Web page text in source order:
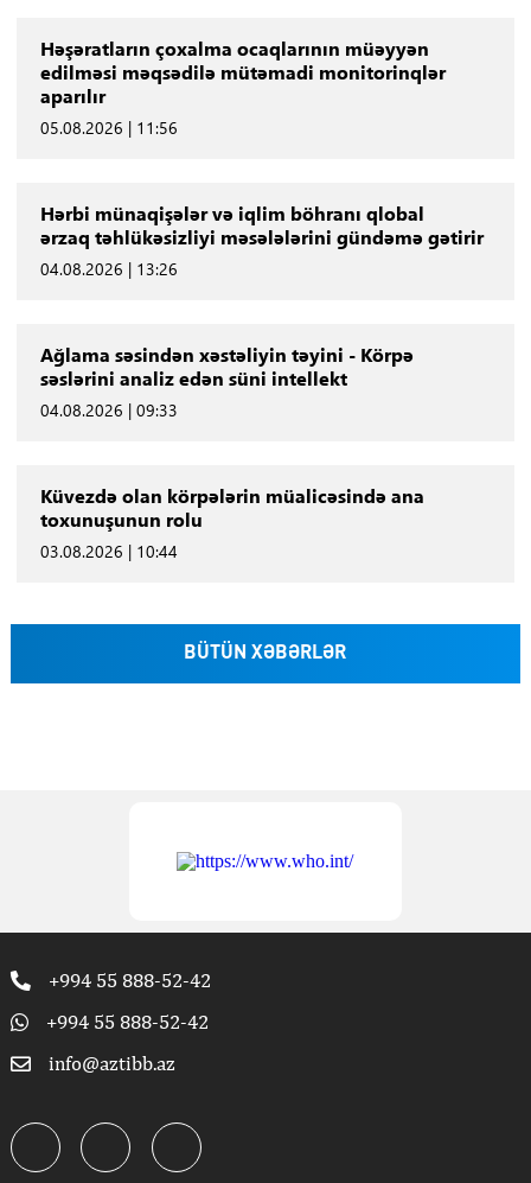
Həşəratların çoxalma ocaqlarının müəyyən
edilməsi məqsədilə mütəmadi monitorinqlər
aparılır
05.08.2026 | 11:56
Hərbi münaqişələr və iqlim böhranı qlobal
ərzaq təhlükəsizliyi məsələlərini gündəmə gətirir
04.08.2026 | 13:26
Ağlama səsindən xəstəliyin təyini - Körpə
səslərini analiz edən süni intellekt
04.08.2026 | 09:33
Küvezdə olan körpələrin müalicəsində ana
toxunuşunun rolu
03.08.2026 | 10:44
BÜTÜN XƏBƏRLƏR
+994 55 888-52-42
+994 55 888-52-42
info@aztibb.az